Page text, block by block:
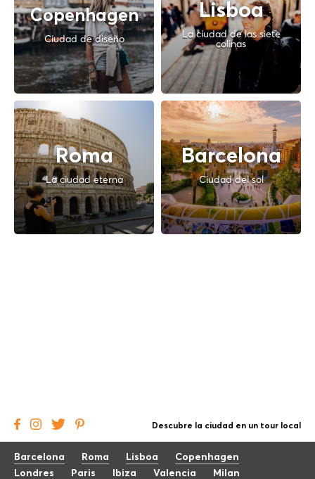
Copenhagen
Ciudad de diseño
Lisboa
La ciudad de las siete
colinas
Roma
La ciudad eterna
Barcelona
Ciudad del sol
Descubre la ciudad en un tour local
Barcelona Roma Lisboa
Copenhagen
Londres
Paris Ibiza Valencia Milan